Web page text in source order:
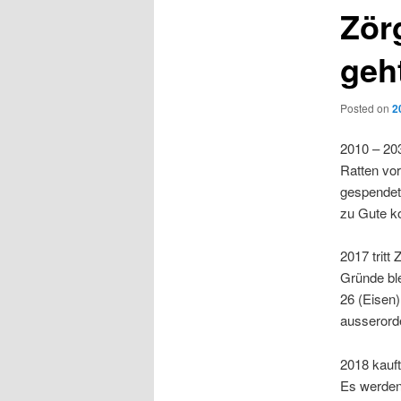
Posted on
2010 –
Ratten
zu Gute
2017 tritt
Gründe
26
2018
Es